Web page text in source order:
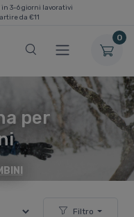
in 3-6 giorni lavorativi
da €11
0
per
Filtro